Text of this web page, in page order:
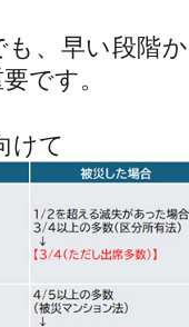
、早い段階
です。
けて